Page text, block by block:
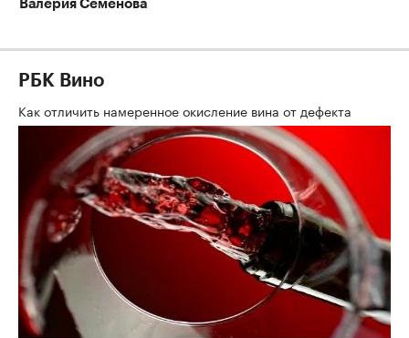
Валерия Семенова
РБК Вино
Как отличить намеренное окисление вина от дефекта